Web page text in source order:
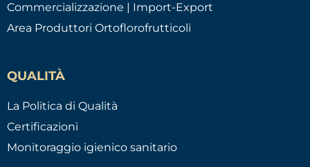
Commercializzazione | Import-Export
Area Produttori Ortoflorofrutticoli
QUALITÀ
La Politica di Qualità
Certificazioni
Monitoraggio igienico sanitario